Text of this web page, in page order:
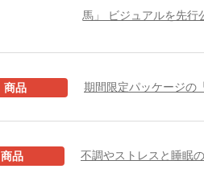
馬」 ビジュアルを先行
商品 期間限定パッケージの
商品 不調やストレスと睡眠